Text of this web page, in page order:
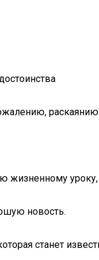
раскаянию.
жизненному
новость.
станет